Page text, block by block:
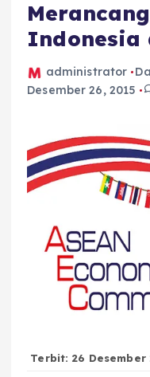
Indonesia
administrator
Desember 26, 2015
Terbit: 26 Desember